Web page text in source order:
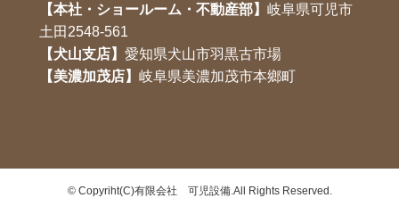
【本社・ショールーム・不動産部】岐阜県可児市
土田2548-561
【犬山支店】愛知県犬山市羽黒古市場
【美濃加茂店】岐阜県美濃加茂市本鄉町
©Copyriht(C)有限会社 可児設備.All Rights Reserved.